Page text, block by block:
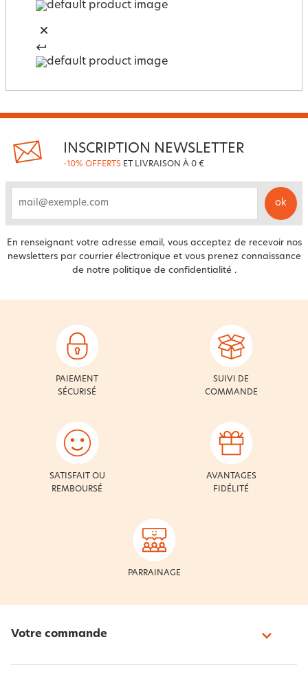
INSCRIPTION NEWSLETTER
-10% OFFERTS ET LIVRAISON À 0 €
ok
En renseignant votre adresse email, vous acceptez de recevoir nos
newsletters par courrier électronique et vous prenez connaissance
de notre politique de confidentialité .
PAIEMENT
SÉCURISÉ
SUIVI DE
COMMANDE
SATISFAIT OU
REMBOURSÉ
AVANTAGES
FIDÉLITÉ
PARRAINAGE
Votre commande